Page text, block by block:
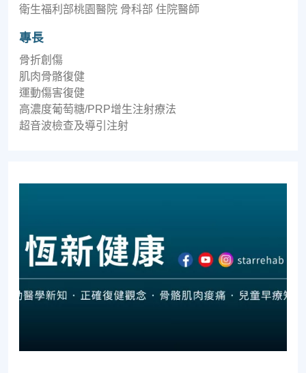
衛生福利部桃園醫院 骨科部 住院醫師
專長
骨折創傷
肌肉骨骼復健
運動傷害復健
高濃度葡萄糖/PRP增生注射療法
超音波檢查及導引注射